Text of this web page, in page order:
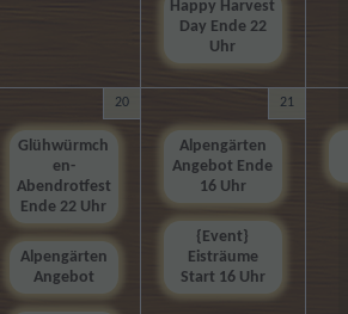
Happy Harvest
Day Ende 22
Uhr
20
Glühwürmch
en-
Abendrotfest
Ende 22 Uhr
Alpengärten
Angebot
21
Alpengärten
Angebot Ende
16 Uhr
{Event}
Eisträume
Start 16 Uhr